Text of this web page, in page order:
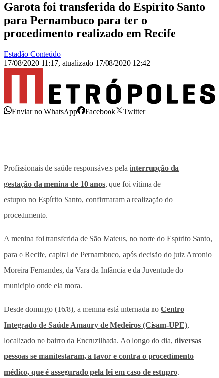
Garota foi transferida do Espírito Santo
para Pernambuco para ter o
procedimento realizado em Recife
Estadão Conteúdo
17/08/2020 11:17, atualizado 17/08/2020 12:42
Enviar no WhatsApp Facebook Twitter
Profissionais de saúde responsáveis pela interrupção da
gestação da menina de 10 anos, que foi vítima de
estupro no Espírito Santo, confirmaram a realização do
procedimento.
A menina foi transferida de São Mateus, no norte do Espírito Santo,
para o Recife, capital de Pernambuco, após decisão do juiz Antonio
Moreira Fernandes, da Vara da Infância e da Juventude do
município onde ela mora.
Desde domingo (16/8), a menina está internada no Centro
Integrado de Saúde Amaury de Medeiros (Cisam-UPE),
localizado no bairro da Encruzilhada. Ao longo do dia, diversas
pessoas se manifestaram, a favor e contra o procedimento
médico, que é assegurado pela lei em caso de estupro.